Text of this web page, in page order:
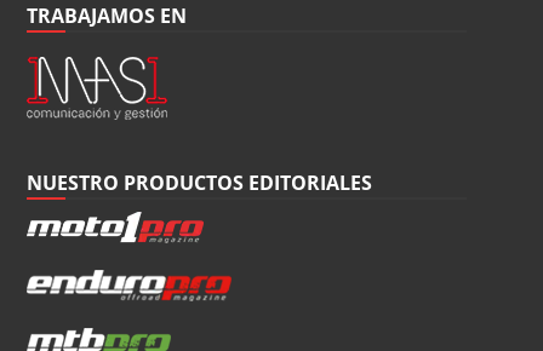
TRABAJAMOS EN
NUESTRO PRODUCTOS EDITORIALES